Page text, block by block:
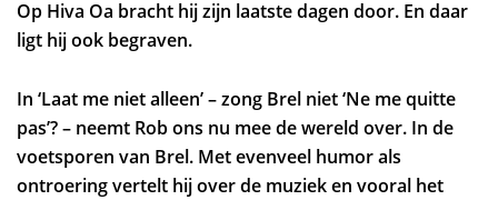
Op Hiva Oa bracht hij zijn laatste dagen door. En daar
ligt hij ook begraven.
In ‘Laat me niet alleen’ – zong Brel niet ‘Ne me quitte
pas’? – neemt Rob ons nu mee de wereld over. In de
voetsporen van Brel. Met evenveel humor als
ontroering vertelt hij over de muziek en vooral het